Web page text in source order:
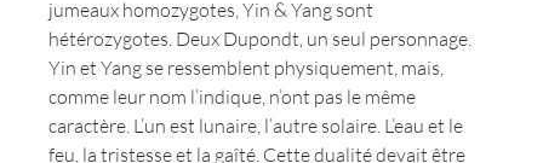
jumeaux homozygotes, Yin & Yang sont
hétérozygotes. Deux Dupondt, un seul personnage.
Yin et Yang se ressemblent physiquement, mais,
comme leur nom l’indique, n’ont pas le même
caractère. L’un est lunaire, l’autre solaire. L’eau et le
feu, la tristesse et la gaîté. Cette dualité devait être